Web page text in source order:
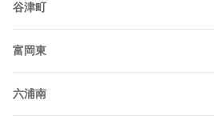
谷津町
富岡東
六浦南